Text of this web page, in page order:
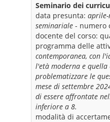
Seminario dei
data presunta: aprile-
seminariale - numero
docente del corso:
programma delle
contemporanea, con
l'età moderna e
problematizzare le
mese di settembre
di essere affrontate
inferiore a 8.
modalità di